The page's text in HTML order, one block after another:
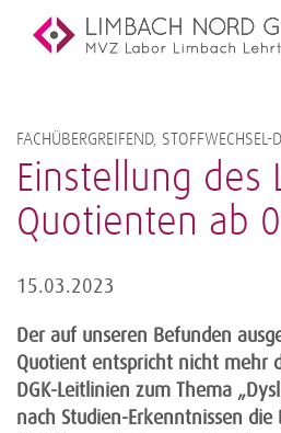
FACHÜBERGREIFEND,
Einstellung des
Quotienten ab
15.03.2023
Der auf unseren Befunden
Quotient entspricht nicht mehr
DGK-Leitlinien zum Thema
nach Studien-Erkenntnissen die